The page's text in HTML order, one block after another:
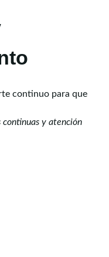
continuo para que
continuas y atención